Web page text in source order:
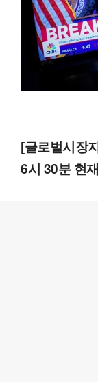
[글로벌시장
6시 30분 현